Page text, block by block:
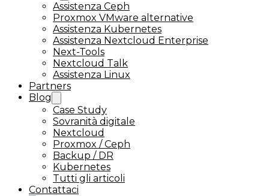
Assistenza Ceph
Proxmox VMware alternative
Assistenza Kubernetes
Assistenza Nextcloud Enterprise
Next-Tools
Nextcloud Talk
Assistenza Linux
Partners
Blog
Case Study
Sovranità digitale
Nextcloud
Proxmox / Ceph
Backup / DR
Kubernetes
Tutti gli articoli
Contattaci